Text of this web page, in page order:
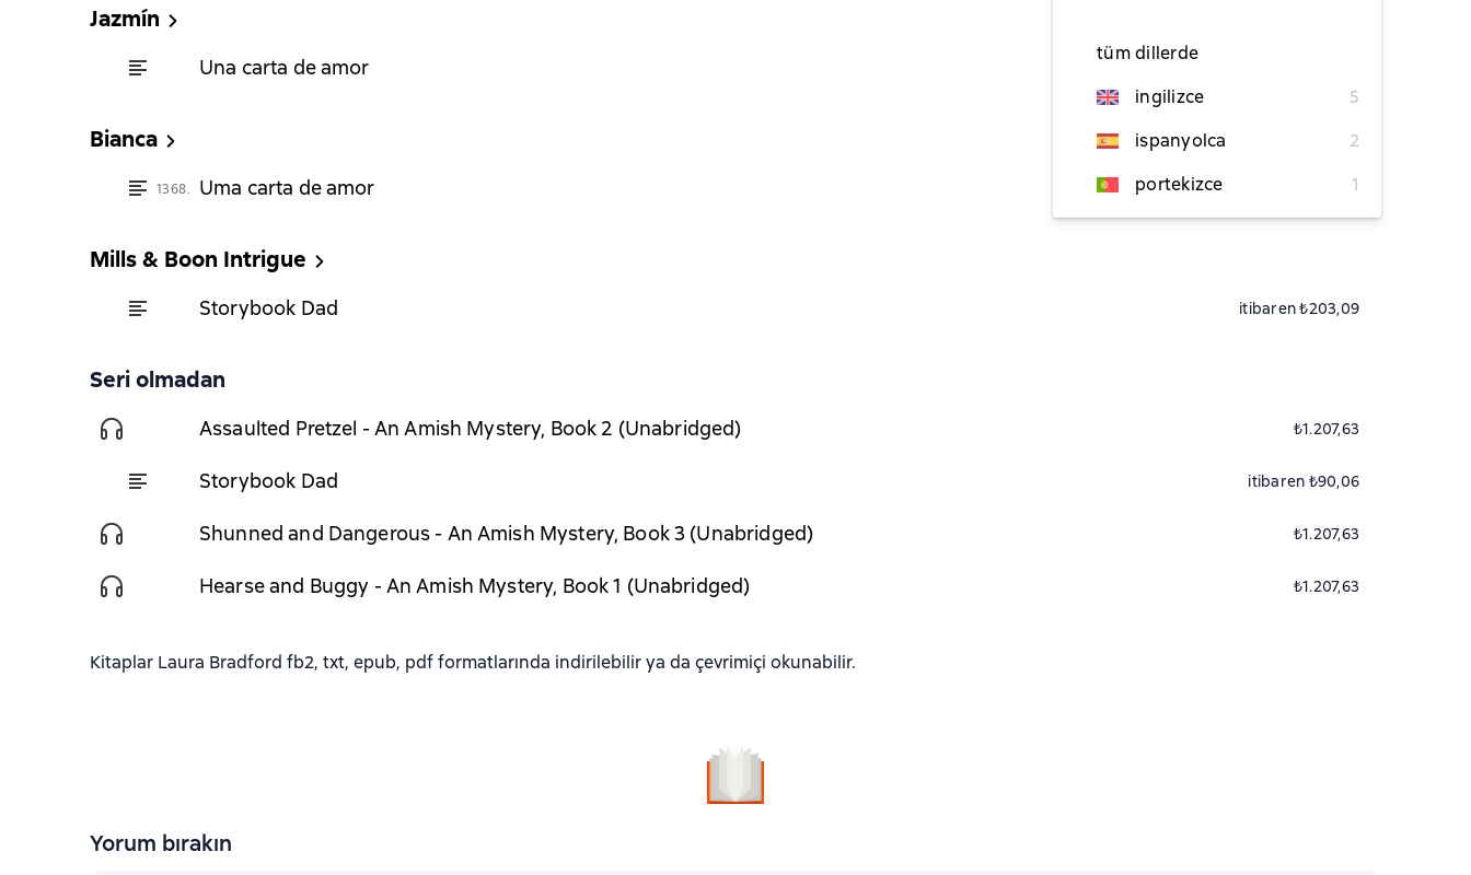
tüm dillerde
ingilizce
5
ispanyolca
2
portekizce
1
Jazmín
Una carta de amor
Bianca
1368. Uma carta de amor itibaren ₺164,20
Mills & Boon Intrigue
Storybook Dad itibaren ₺203,09
Seri olmadan
Assaulted Pretzel - An Amish Mystery, Book 2 (Unabridged) ₺1.207,63
Storybook Dad itibaren ₺90,06
Shunned and Dangerous - An Amish Mystery, Book 3 (Unabridged) ₺1.207,63
Hearse and Buggy - An Amish Mystery, Book 1 (Unabridged) ₺1.207,63
Kitaplar Laura Bradford fb2, txt, epub, pdf formatlarında indirilebilir ya da çevrimiçi okunabilir.
Yorum bırakın